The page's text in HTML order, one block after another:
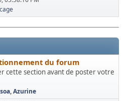
du forum
cette section avant de poster votre
,Azurine